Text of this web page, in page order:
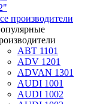
производители
ABT 1101
ADV 1201
ADVAN 1301
AUDI 1001
AUDI 1002